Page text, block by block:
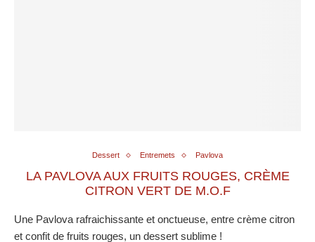
Dessert Entremets Pavlova
LA PAVLOVA AUX FRUITS ROUGES, CRÈME
CITRON VERT DE M.O.F
Une Pavlova rafraichissante et onctueuse, entre crème citron
et confit de fruits rouges, un dessert sublime !